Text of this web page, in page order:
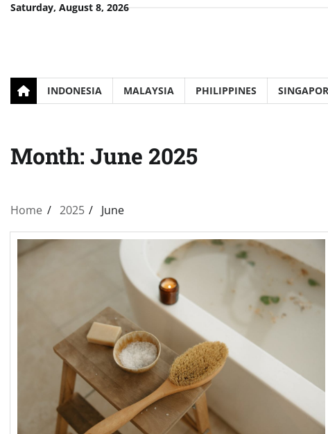
SkipSaturday, August 8, 2026
INDONESIA MALAYSIA PHILIPPINES
Month: June 2025
Home 2025 June